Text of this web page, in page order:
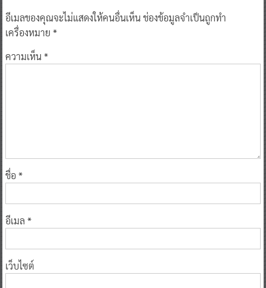
อีเมลของคุณจะไม่แสดงให้คนอื่นเห็นช่องข้อมูลจำเป็นถูกทำ
เครื่องหมาย *
ความเห็น*
ชื่อ *
อีเมล *
เว็บไซต์